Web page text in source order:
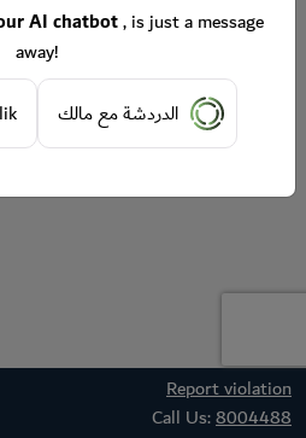
Report violation
Call Us:8004488
AI chatbot, is just a message
away!
الدردشة مع مالك